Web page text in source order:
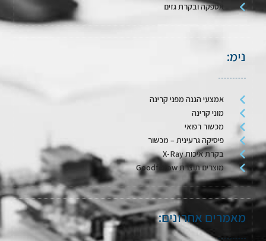
אספקה ובקרת גזים
נימ:
אמצעי הגנה מפני קרינה
מוני קרינה
מכשור רפואי
פיסיקה גרעינית – מכשור
בקרת איכות X-Ray
מוצרים תוצרת Goodfellow
מאמרים אחרונים: